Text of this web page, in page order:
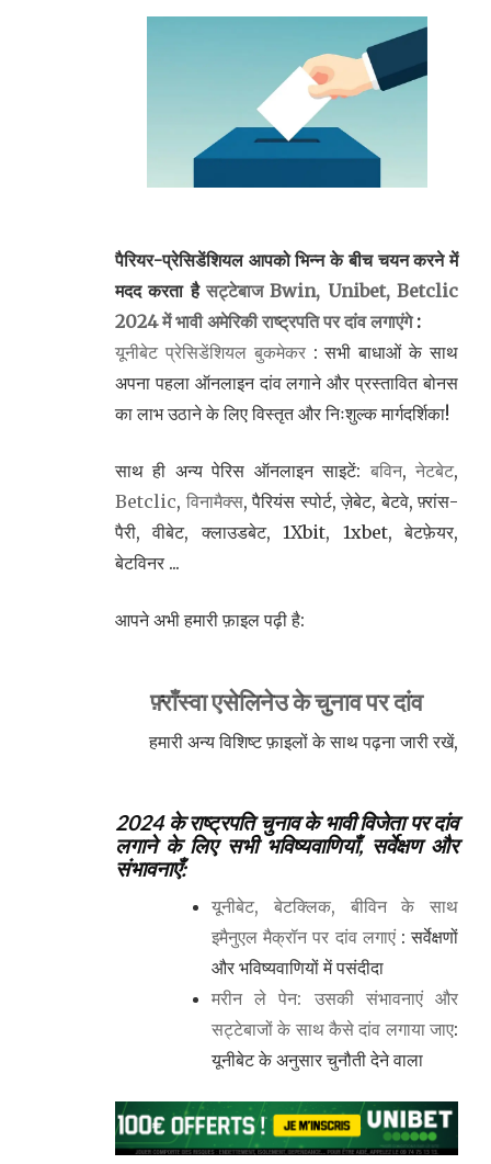
पैरियर-प्रेसिडेंशियल आपको भिन्न के बीच चयन करने में
मदद करता हैसट्टेबाज Bwin, Unibet, Betclic
2024 में भावी अमेरिकी राष्ट्रपति पर दांव लगाएंगे:
यूनीबेट प्रेसिडेंशियल बुकमेकर: सभी बाधाओं के साथ
अपना पहला ऑनलाइन दांव लगाने और प्रस्तावित बोनस
का लाभ उठाने के लिए विस्तृत और निःशुल्क मार्गदर्शिका!
साथ ही अन्य पेरिस ऑनलाइन साइटें: बविन,नेटबेट,
Betclic, विनामैक्स, पैरियंस स्पोर्ट, ज़ेबेट, बेटवे, फ़्रांस-
पैरी, वीबेट, क्लाउडबेट, 1Xbit, 1xbet, बेटफ़ेयर,
बेटविनर ...
आपने अभी हमारी फ़ाइल पढ़ी है:
फ़्राँस्वा एसेलिनेउ के चुनाव पर दांव
हमारी अन्य विशिष्ट फ़ाइलों के साथ पढ़ना जारी रखें,
2024 के राष्ट्रपति चुनाव के भावी विजेता पर दांव
लगाने के लिए सभी भविष्यवाणियाँ, सर्वेक्षण और
संभावनाएँ:
यूनीबेट, बेटक्लिक, बीविन के साथ
इमैनुएल मैक्रॉन पर दांव लगाएं: सर्वेक्षणों
और भविष्यवाणियों में पसंदीदा
मरीन ले पेन: उसकी संभावनाएं और
सट्टेबाजों के साथ कैसे दांव लगाया जाए:
यूनीबेट के अनुसार चुनौती देने वाला